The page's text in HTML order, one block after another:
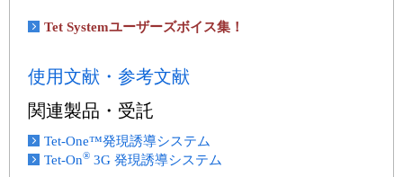
Tet Systemユーザーズボイス集！
使用文献・参考文献
関連製品・受託
Tet-One™発現誘導システム
Tet-On® 3G 発現誘導システム